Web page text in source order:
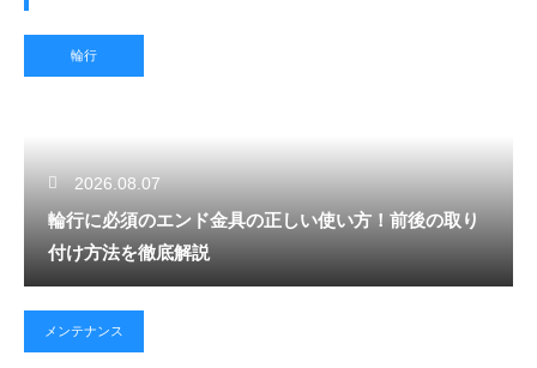
輪行
2026.08.07
輪行に必須のエンド金具の正しい使い方！前後の取り
付け方法を徹底解説
メンテナンス